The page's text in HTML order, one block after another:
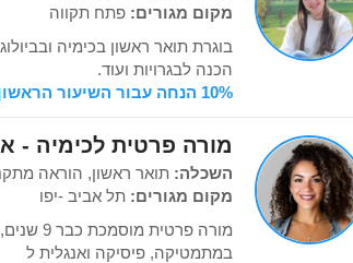
מקום מגורים: פתח תקווה
הכנה לבגרויות ועוד.
10% הנחה עבור השיעור הראשון
מורה פרטית לכימיה -
השכלה: תואר ראשון, הוראה
מקום מגורים: תל אביב -יפו
מורה
במתמטיקה, פיסיקה ואנגלית ל